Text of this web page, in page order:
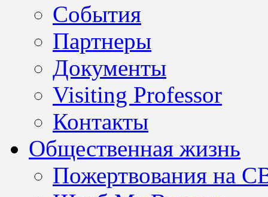
События
Партнеры
Документы
Visiting Professor
Контакты
Общественная жизнь
Пожертвования на